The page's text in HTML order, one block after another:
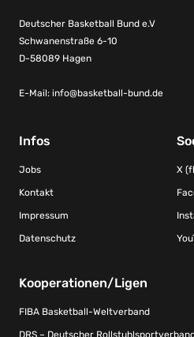
Deutscher Basketball Bund e.V
Schwanenstraße 6-10
D-58089 Hagen
E-Mail: info@basketball-bund.de
Infos
Jobs
Kontakt
Impressum
Datenschutz
X
Kooperationen/Ligen
FIBA Basketball-Weltverband
DRS – Deutscher